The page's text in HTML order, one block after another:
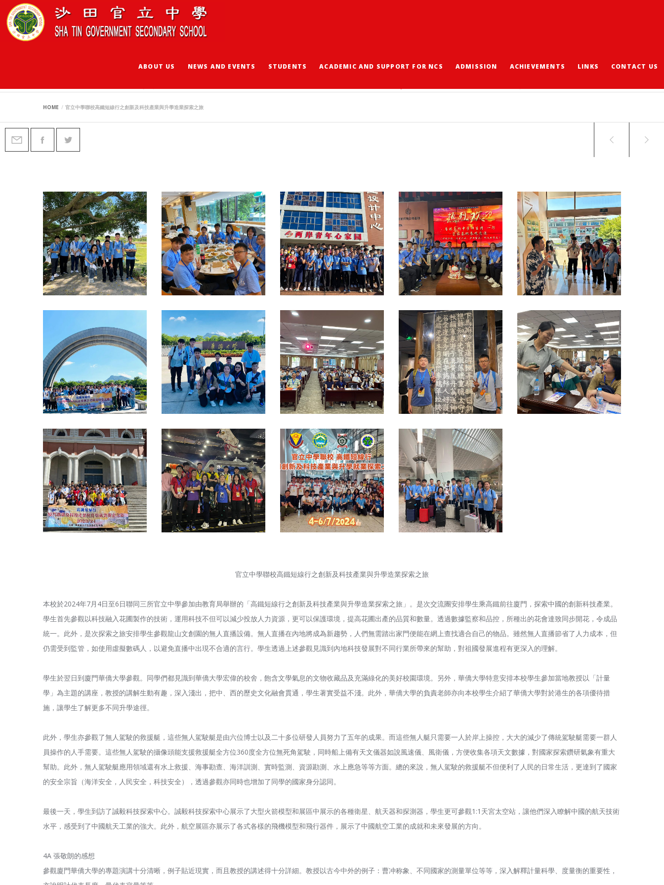
ABOUT US NEWS AND EVENTS STUDENTS ACADEMIC AND SUPPORT FOR NCS ADMISSION ACHIEVEMENTS LINKS CONTACT US
HOME 官立中學聯校高鐵短線行之創新及科技產業與升學造業探索之旅
官立中學聯校高鐵短線行之創新及科技產業與升學造業探索之旅
本校於2024年7月4日至6日聯同三所官立中學參加由教育局舉辦的「高鐵短線行之創新及科技產業與升學造業探索之旅」。是次交流團安排學生乘高鐵前往廈門，探索中國的創新科技產業。
學生首先參觀以科技融入花圃製作的技術，運用科技不但可以減少投放人力資源，更可以保護環境，提高花圃出產的品質和數量。透過數據監察和品控，所種出的花會達致同步開花，令成品
統一。此外，是次探索之旅安排學生參觀龍山文創園的無人直播設備。無人直播在內地將成為新趨勢，人們無需踏出家門便能在網上查找適合自己的物品。雖然無人直播節省了人力成本，但
仍需受到監管，如使用虛擬數碼人，以避免直播中出現不合適的言行。學生透過上述參觀見識到內地科技發展對不同行業所帶來的幫助，對祖國發展進程有更深入的理解。
學生於翌日到廈門華僑大學參觀。同學們都見識到華僑大學宏偉的校舍，飽含文學氣息的文物收藏品及充滿綠化的美好校園環境。另外，華僑大學特意安排本校學生參加當地教授以「計量
學」為主題的講座，教授的講解生動有趣，深入淺出，把中、西的歷史文化融會貫通，學生著實受益不淺。此外，華僑大學的負責老師亦向本校學生介紹了華僑大學對於港生的各項優待措
施，讓學生了解更多不同升學途徑。
此外，學生亦參觀了無人駕駛的救援艇，這些無人駕駛艇是由六位博士以及二十多位研發人員努力了五年的成果。而這些無人艇只需要一人於岸上操控，大大的減少了傳統駕駛艇需要一群人
員操作的人手需要。這些無人駕駛的攝像頭能支援救援艇全方位360度全方位無死角駕駛，同時船上備有天文儀器如說風速儀、風衛儀，方便收集各項天文數據，對國家探索鑽研氣象有重大
幫助。此外，無人駕駛艇應用領域還有水上救援、海事勘查、海洋訓測、實時監測、資源勘測、水上應急等等方面。總的來說，無人駕駛的救援艇不但便利了人民的日常生活，更達到了國家
的安全宗旨（海洋安全，人民安全，科技安全），透過參觀亦同時也增加了同學的國家身分認同。
最後一天，學生到訪了誠毅科技探索中心。誠毅科技探索中心展示了大型火箭模型和展區中展示的各種衛星、航天器和探測器，學生更可參觀1:1天宮太空站，讓他們深入瞭解中國的航天技術
水平，感受到了中國航天工業的強大。此外，航空展區亦展示了各式各樣的飛機模型和飛行器件，展示了中國航空工業的成就和未來發展的方向。
4A 張敬朗的感想
參觀廈門華僑大學的專題演講十分清晰，例子貼近現實，而且教授的講述得十分詳細。教授以古今中外的例子：曹冲称象、不同國家的測量單位等等，深入解釋計量科學、度量衡的重要性，